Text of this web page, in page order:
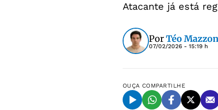
Atacante já está
PorTéo
07/02/2026 - 15:19 h
OUÇA COMPARTILHE